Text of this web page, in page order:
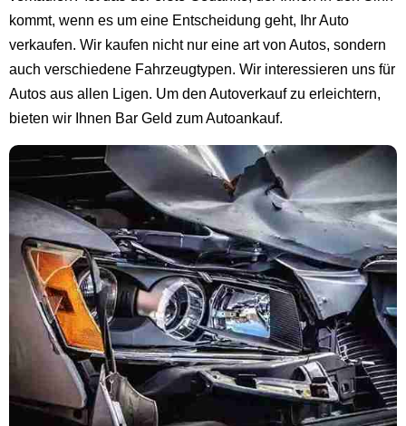
kommt, wenn es um eine Entscheidung geht, Ihr Auto
verkaufen. Wir kaufen nicht nur eine art von Autos, sondern
auch verschiedene Fahrzeugtypen. Wir interessieren uns für
Autos aus allen Ligen. Um den Autoverkauf zu erleichtern,
bieten wir Ihnen Bar Geld zum Autoankauf.